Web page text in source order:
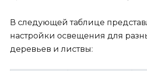
В следующей таблице
настройки освещения для
деревьев и листвы: